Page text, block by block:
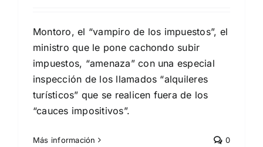
Montoro, el “vampiro de los impuestos”, el
ministro que le pone cachondo subir
impuestos, “amenaza” con una especial
inspección de los llamados “alquileres
turísticos” que se realicen fuera de los
“cauces impositivos”.
Más información 0